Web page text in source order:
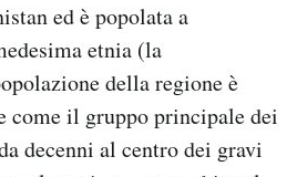
ed è popolata a
etnia (la
della regione è
come il gruppo principale dei
decenni al centro dei gravi